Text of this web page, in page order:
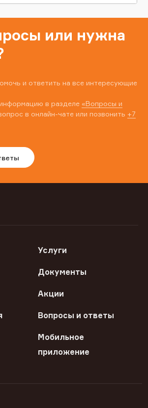
или нужна
и ответить на все интересующие
в разделе «Вопросы и
в онлайн-чате или позвонить +7
Услуги
Документы
Акции
Вопросы и ответы
Мобильное
приложение